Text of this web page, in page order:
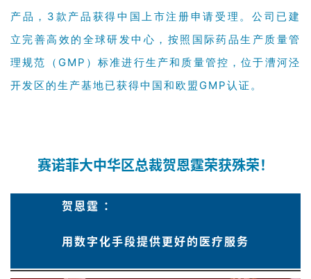
产品，3款产品获得中国上市注册申请受理。公司已建
立完善高效的全球研发中心，按照国际药品生产质量管
理规范（GMP）标准进行生产和质量管控，位于漕河泾
开发区的生产基地已获得中国和欧盟GMP认证。
赛诺菲大中华区总裁贺恩霆荣获殊荣！
贺恩霆 ：
用数字化手段提供更好的医疗服务